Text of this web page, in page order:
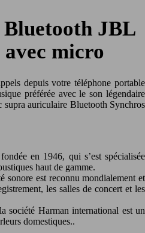
Bluetooth JBL
avec micro
depuis votre téléphone portable
préférée avec le son légendaire
supra auriculaire Bluetooth Synchros
en 1946, qui s’est spécialisée
haut de gamme.
sonore est reconnu mondialement et
les salles de concert et les
société Harman international est un
domestiques..